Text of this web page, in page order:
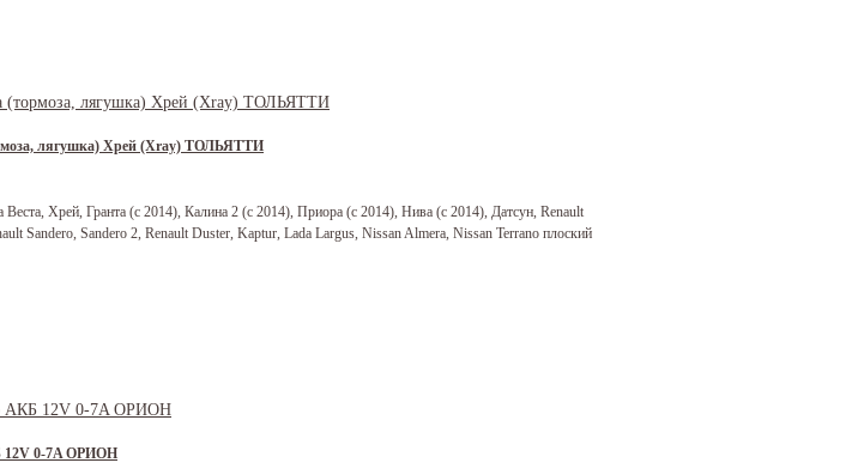
лягушка) Хрей (Xray) ТОЛЬЯТТИ
Веста, Хрей, Гранта (с 2014), Калина 2 (с 2014), Приора (с 2014), Нива (с 2014), Датсун, Renault
Sandero, Sandero 2, Renault Duster, Kaptur, Lada Largus, Nissan Almera, Nissan Terrano плоский
12V 0-7A ОРИОН